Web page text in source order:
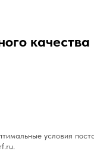
качества
условия